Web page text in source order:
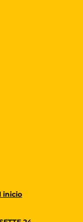
inicio